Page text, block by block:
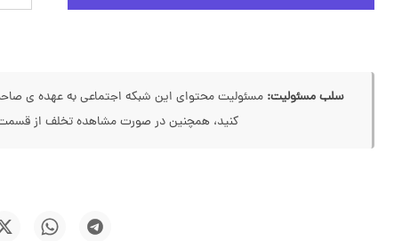
سلب مسئولیت: مسئولیت محتوای این شبکه اجتماعی به عهده ی
کنید، همچنین در صورت مشاهده تخلف از